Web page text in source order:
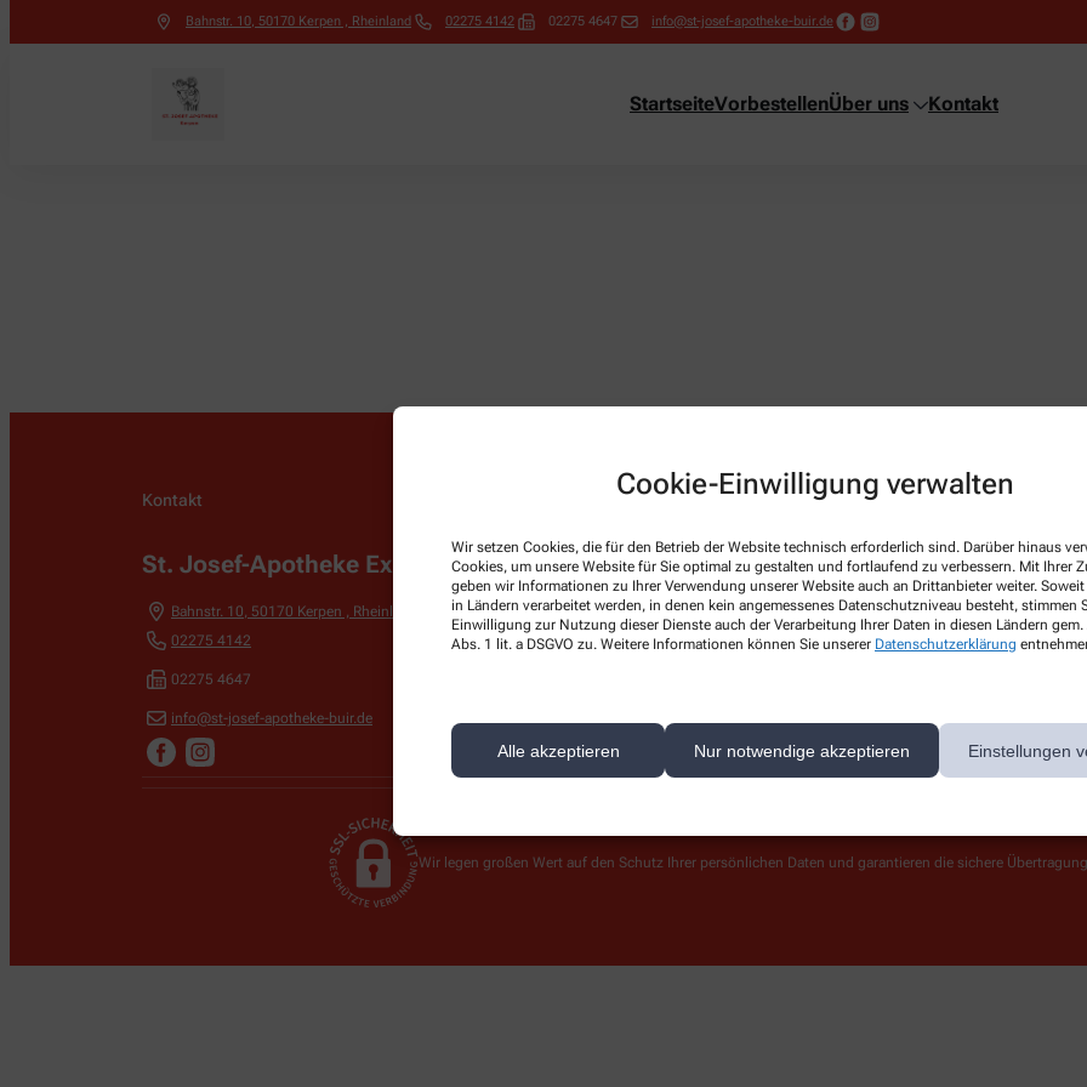
Cookie-Einwilligung verwalten
Wir setzen Cookies, die für den Betrieb der Website technisch erforderlich sind. Darüber hinaus
Cookies, um unsere Website für Sie optimal zu gestalten und fortlaufend zu verbessern. Mit Ihrer
geben wir Informationen zu Ihrer Verwendung unserer Website auch an Drittanbieter weiter. Soweit
in Ländern verarbeitet werden, in denen kein angemessenes Datenschutzniveau besteht, stimmen
Einwilligung zur Nutzung dieser Dienste auch der Verarbeitung Ihrer Daten in diesen Ländern
Abs. 1 lit. a DSGVO zu. Weitere Informationen können Sie unserer Datenschutzerklärung
Alle akzeptieren Nur notwendige akzeptieren Einstellungen
Bahnstr. 10, 50170 Kerpen , Rheinland 02275 4142 02275 4647 info@st-josef-apotheke-buir.de
StartseiteVorbestellenÜber uns Kontakt
Kontakt
St. Josef-Apotheke Exner&Pieper OHG
Bahnstr. 10, 50170 Kerpen , Rheinland
02275 4142
02275 4647
info@st-josef-apotheke-buir.de
Team
Leistungen
Kosmetik
Kontakt
Wir legen großen Wert auf den Schutz Ihrer persönlichen Daten und garantieren die sichere